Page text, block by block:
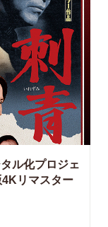
ル化プロジェ
4Kリマスター